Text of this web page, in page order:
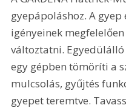
gyepápoláshoz. A gyep
igényeinek
változtatni.
egy gépben tömöríti a
mulcsolás, gyűjtés
gyepet teremtve.